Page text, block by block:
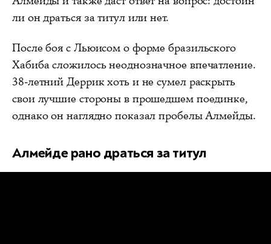
ли он драться за титул или нет.
После боя с Льюисом о форме бразильского
Хабиба сложилось неоднозначное впечатление.
38-летний Деррик хоть и не сумел раскрыть
свои лучшие стороны в прошедшем поединке,
однако он наглядно показал пробелы Алмейды.
Алмейде рано драться за титул